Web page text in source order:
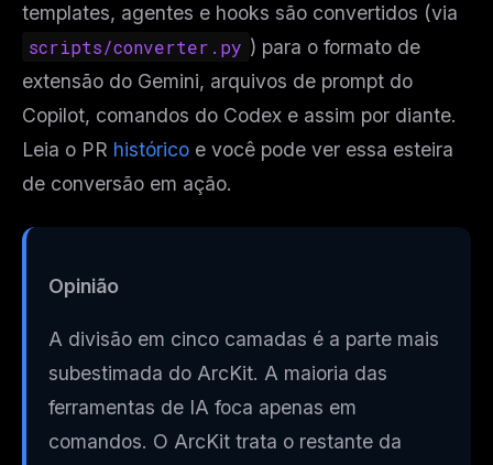
templates, agentes e hooks são convertidos (via
scripts/converter.py ) para o formato de
extensão do Gemini, arquivos de prompt do
Copilot, comandos do Codex e assim por diante.
Leia o PR histórico e você pode ver essa esteira
de conversão em ação.
Opinião
A divisão em cinco camadas é a parte mais
subestimada do ArcKit. A maioria das
ferramentas de IA foca apenas em
comandos. O ArcKit trata o restante da